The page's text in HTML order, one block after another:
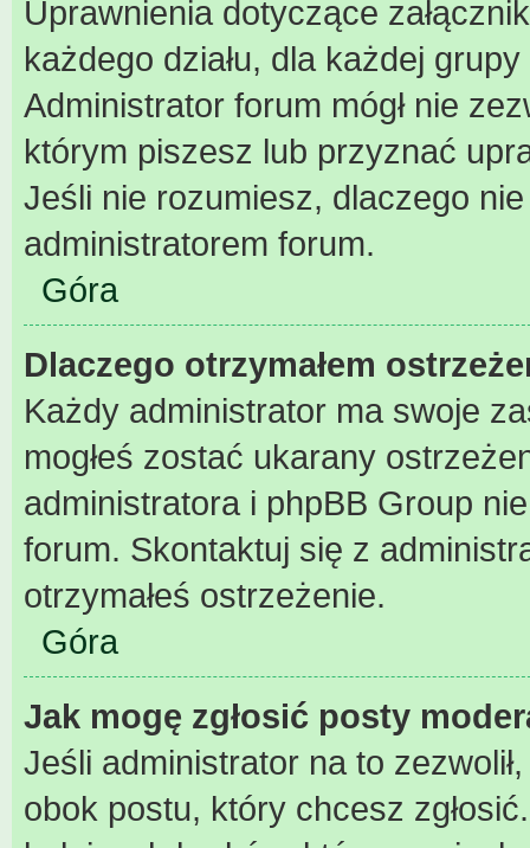
Uprawnienia dotyczące
każdego działu, dla każdej
Administrator forum mógł nie
którym piszesz lub przyznać
Jeśli nie rozumiesz, dlaczego
administratorem forum.
Góra
Dlaczego otrzymałem
Każdy administrator ma swoje
mogłeś zostać ukarany
administratora i phpBB Group
forum. Skontaktuj się z
otrzymałeś ostrzeżenie.
Góra
Jak mogę zgłosić posty
Jeśli administrator na to
obok postu, który chcesz